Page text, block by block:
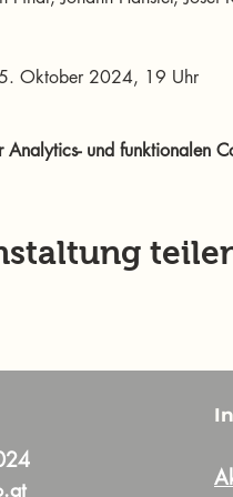
Oktober 2024, 19 Uhr
und funktionalen